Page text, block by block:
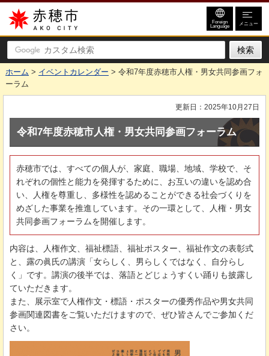
赤穂市
Foreign
Language メニュー
ホーム > イベントカレンダー > 令和7年度赤穂市人権・男女共同参画フォ
ーラム
更新日：2025年10月27日
令和7年度赤穂市人権・男女共同参画フォーラム
赤穂市では、すべての個人が、家庭、職場、地域、学校で、そ
れぞれの個性と能力を発揮するために、お互いの違いを認め合
い、人権を尊重し、多様性を認めることができる社会づくりを
めざした事業を推進しています。その一環として、人権・男女
共同参画フォーラムを開催します。
内容は、人権作文、福祉標語、福祉ポスター、福祉作文の表彰式
と、露の眞氏の講演「女らしく、男らしくではなく、自分らし
く」です。講演の後半では、落語とどじょうすくい踊りも披露し
ていただきます。
また、展示室で人権作文・標語・ポスターの優秀作品や男女共同
参画関連図書をご覧いただけますので、ぜひ皆さんでご参加くだ
さい。